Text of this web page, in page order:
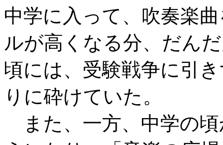
中学に入って、吹奏楽
ルが高くなる分、だん
頃には、受験戦争に引
りに砕けていた。
また、一方、中学の